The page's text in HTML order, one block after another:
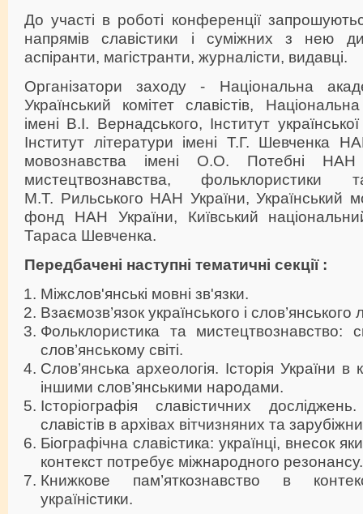
До участі в роботі конференції
напрямів славістики і суміжних з нею
аспіранти, магістранти, журналісти, видавці.
Організатори заходу - Національна
Український комітет славістів,
імені В.І. Вернадського, Інститут
Інститут літератури імені Т.Г. Шевченка
мовознавства імені О.О. Потебні НАН
мистецтвознавства, фольклористики
М.Т. Рильського НАН України, Український
фонд НАН України, Київський
Тараса Шевченка.
Передбачені наступні тематичні секції :
Міжслов'янські мовні зв'язки.
Взаємозв’язок українського і
Фольклористика та мистецтвознавство:
слов’янському світі.
Слов’янська археологія. Історія України в
іншими слов’янськими народами.
Історіографія славістичних
славістів в архівах вітчизняних та
Біографічна славістика: українці, внесок
контекст потребує міжнародного резонансу.
Книжкове пам’яткознавство в
україністики.